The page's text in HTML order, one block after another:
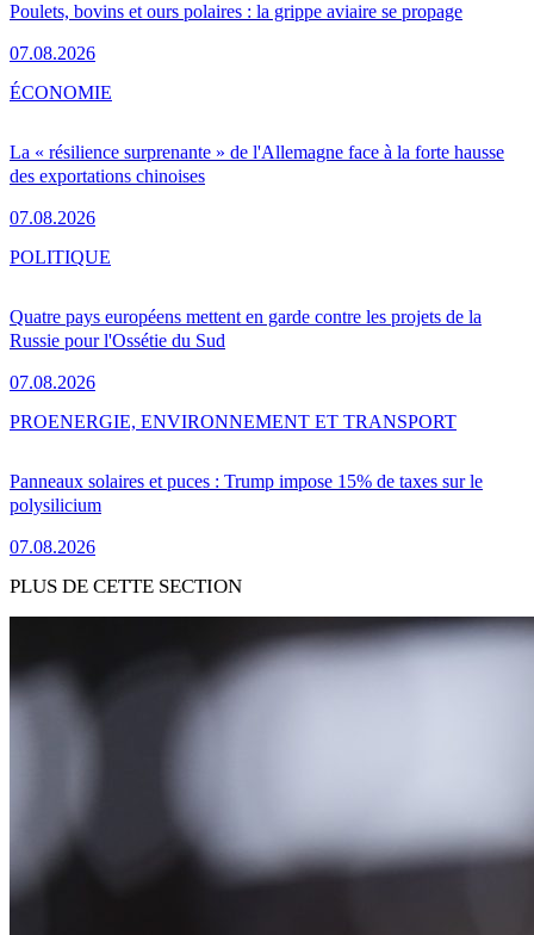
Poulets, bovins et ours polaires : la grippe aviaire se propage
07.08.2026
La « résilience surprenante » de l'Allemagne face à la forte hausse
des exportations chinoises
07.08.2026
ÉCONOMIE
Quatre pays européens mettent en garde contre les projets de la
Russie pour l'Ossétie du Sud
07.08.2026
POLITIQUE
Panneaux solaires et puces : Trump impose 15% de taxes sur le
polysilicium
07.08.2026
PROENERGIE, ENVIRONNEMENT ET TRANSPORT
PLUS DE CETTE SECTION